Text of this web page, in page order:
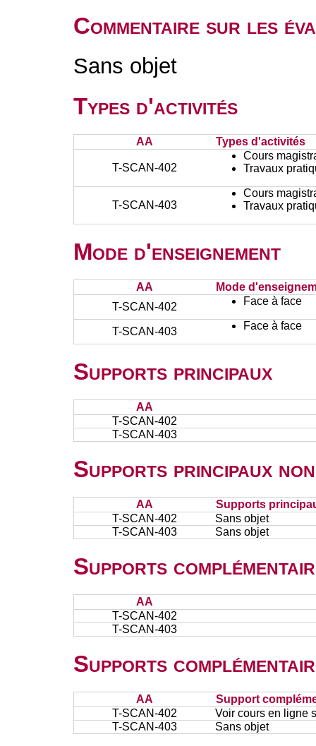
Commentaire sur les
Sans objet
Types d'activités
AA Types d'activités
T-SCAN-402
Cours
Travaux
T-SCAN-403
Cours
Travaux
Mode d'enseignement
AA
Mode
T-SCAN-402
Face à face
T-SCAN-403 Face à face
Supports principaux
AA
T-SCAN-402
T-SCAN-403
Supports principaux
AA
Supports
T-SCAN-402
Sans objet
T-SCAN-403
Sans objet
Supports
AA
T-SCAN-402
T-SCAN-403
Supports
AA
Support
T-SCAN-402
Voir cours en ligne
T-SCAN-403
Sans objet